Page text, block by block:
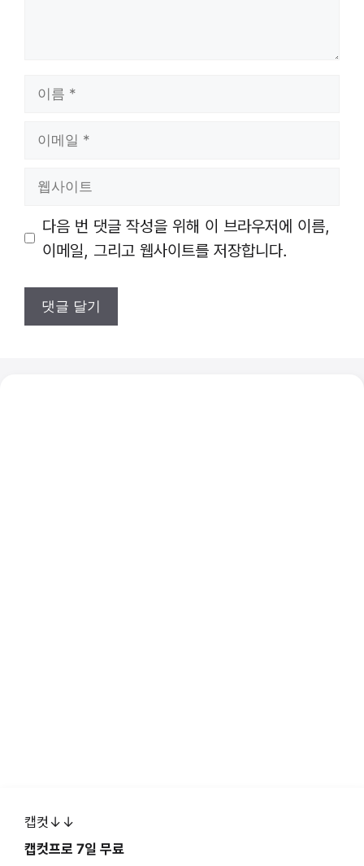
트
다음 번 댓글 작성을 위해 이 브라우저에 이름,
이메일, 그리고 웹사이트를 저장합니다.
캡컷↓↓
캡컷프로 7일 무료